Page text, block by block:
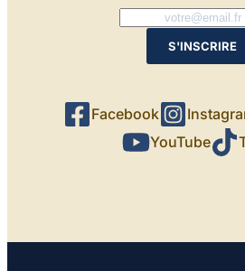
S'INSCRIRE
Facebook
YouTube